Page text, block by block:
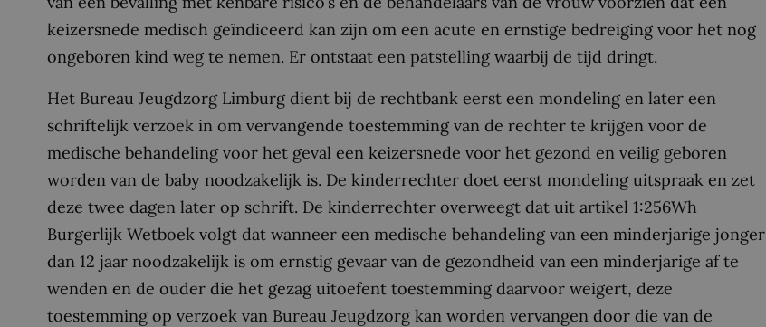
keizersnede medisch geïndiceerd kan zijn om een acute en ernstige bedreiging voor het nog
ongeboren kind weg te nemen. Er ontstaat een patstelling waarbij de tijd dringt.
Het Bureau Jeugdzorg Limburg dient bij de rechtbank eerst een mondeling en later een
schriftelijk verzoek in om vervangende toestemming van de rechter te krijgen voor de
medische behandeling voor het geval een keizersnede voor het gezond en veilig geboren
worden van de baby noodzakelijk is. De kinderrechter doet eerst mondeling uitspraak en zet
deze twee dagen later op schrift. De kinderrechter overweegt dat uit artikel 1:256Wh
Burgerlijk Wetboek volgt dat wanneer een medische behandeling van een minderjarige jonger
dan 12 jaar noodzakelijk is om ernstig gevaar van de gezondheid van een minderjarige af te
wenden en de ouder die het gezag uitoefent toestemming daarvoor weigert, deze
toestemming op verzoek van Bureau Jeugdzorg kan worden vervangen door die van de